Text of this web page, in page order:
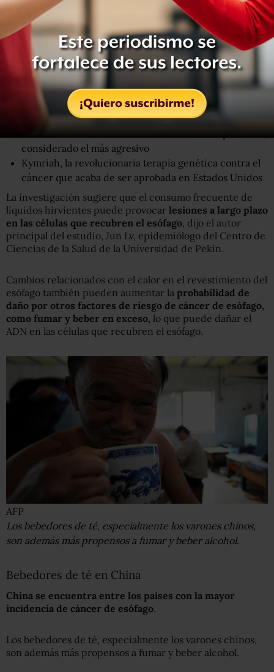
La combinación de los tres productos está relacionada
con un
mayor riesgo de carcinoma de células escamosas
, que son las células que revisten el esófago.
Este tipo de cáncer es la forma más común de cáncer de
esófago en Estados Unidos, según la Sociedad
Estadounidense del Cáncer (ACS por sus siglas en inglés).
Cómo reconocer los síntomas del cáncer de páncreas,
considerado el más agresivo
Kymriah, la revolucionaria terapia genética contra el
cáncer que acaba de ser aprobada en Estados Unidos
La investigación sugiere que el consumo frecuente de
líquidos hirvientes puede provocar lesiones a largo plazo
en las células que recubren el esófago, dijo el autor
principal del estudio, Jun Lv, epidemiólogo del Centro de
Ciencias de la Salud de la Universidad de Pekín.
Cambios relacionados con el calor en el revestimiento del
esófago también pueden aumentar la probabilidad de
daño por otros factores de riesgo de cáncer de esófago,
como fumar y beber en exceso, lo que puede dañar el
ADN en las células que recubren el esófago.
AFP
Los bebedores de té, especialmente los varones chinos,
son además más propensos a fumar y beber alcohol.
Bebedores de té en China
China se encuentra entre los países con la mayor
incidencia de cáncer de esófago.
Los bebedores de té, especialmente los varones chinos,
son además más propensos a fumar y beber alcohol.